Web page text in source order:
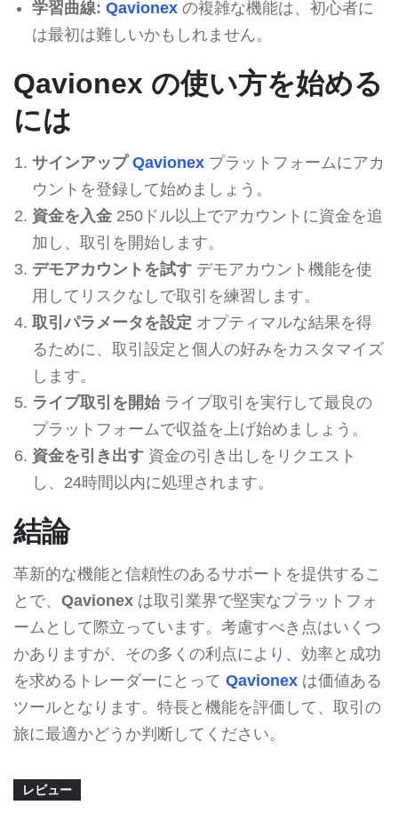
学習曲線: Qavionexの複雑な機能は、初心者に
は最初は難しいかもしれません。
Qavionex の使い方を始める
には
サインアップ Qavionexプラットフォームにアカ
ウントを登録して始めましょう。
資金を入金250ドル以上でアカウントに資金を追
加し、取引を開始します。
デモアカウントを試すデモアカウント機能を使
用してリスクなしで取引を練習します。
取引パラメータを設定 オプティマルな結果を得
るために、取引設定と個人の好みをカスタマイズ
します。
ライブ取引を開始ライブ取引を実行して最良の
プラットフォームで収益を上げ始めましょう。
資金を引き出す資金の引き出しをリクエスト
し、24時間以内に処理されます。
結論
革新的な機能と信頼性のあるサポートを提供するこ
とで、 Qavionex は取引業界で堅実なプラットフォ
ームとして際立っています。考慮すべき点はいくつ
かありますが、その多くの利点により、効率と成功
を求めるトレーダーにとって Qavionex は価値ある
ツールとなります。特長と機能を評価して、取引の
旅に最適かどうか判断してください。
レビュー